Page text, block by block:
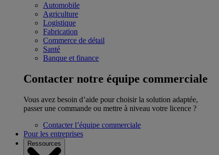
Automobile
Agriculture
Logistique
Fabrication
Commerce de détail
Santé
Banque et finance
Contacter notre équipe commerciale
Vous avez besoin d’aide pour choisir la solution adaptée,
passer une commande ou mettre à niveau votre licence ?
Contacter l’équipe commerciale
Pour les entreprises
Ressources